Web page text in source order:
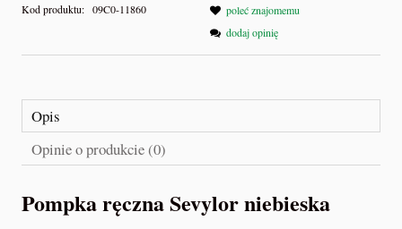
Kod produktu: 09C0-11860
poleć znajomemu
dodaj opinię
Opis
Opinie o produkcie (0)
Pompka ręczna Sevylor niebieska